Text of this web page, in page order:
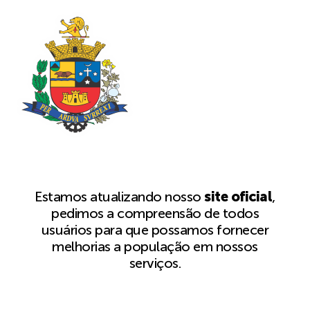
Estamos atualizando nossosite oficial,
pedimos a compreensão de todos
usuários para que possamos fornecer
melhorias a população em nossos
serviços.